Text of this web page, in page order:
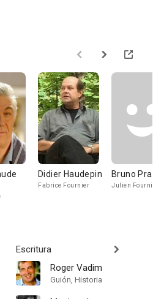
Didier Haudepin
Fabrice Fournier
Bruno
Julien
Escritura
Roger Vadim
Guión, Historia